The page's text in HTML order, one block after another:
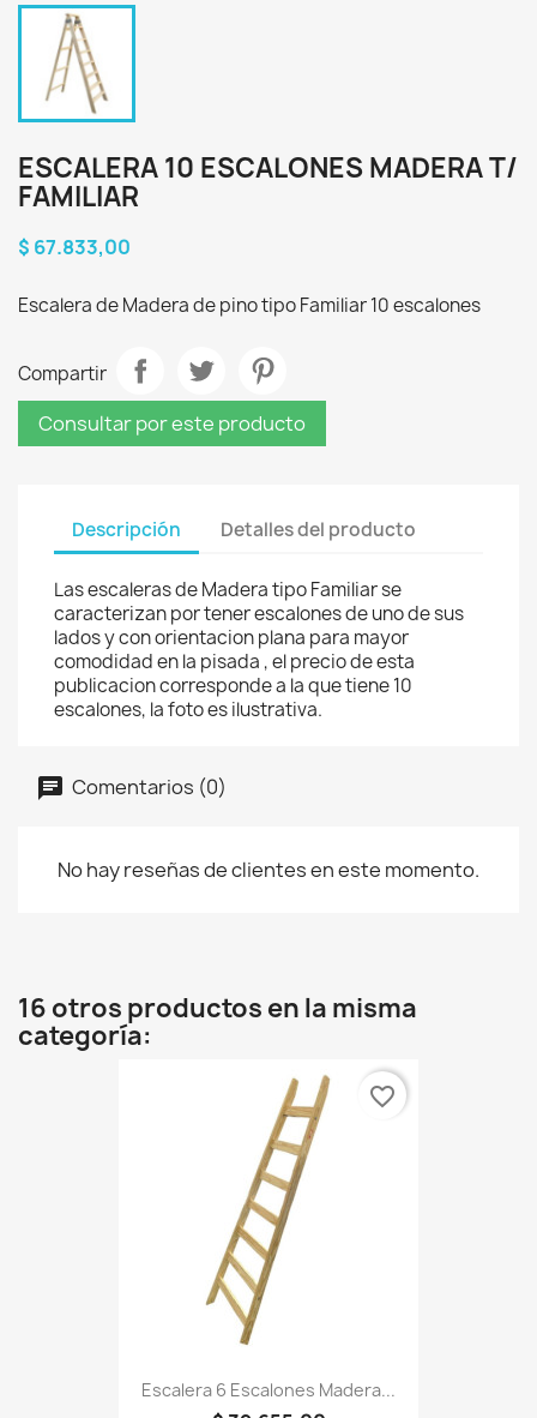
ESCALERA 10 ESCALONES MADERA T/
FAMILIAR
$ 67.833,00
Escalera de Madera de pino tipo Familiar 10 escalones
Compartir
Consultar por este producto
Descripción Detalles del producto
Las escaleras de Madera tipo Familiar se
caracterizan por tener escalones de uno de sus
lados y con orientacion plana para mayor
comodidad en la pisada , el precio de esta
publicacion corresponde a la que tiene 10
escalones, la foto es ilustrativa.
Comentarios (0)
No hay reseñas de clientes en este momento.
16 otros productos en la misma
categoría:
Escalera 6 Escalones Madera...
favorite_border